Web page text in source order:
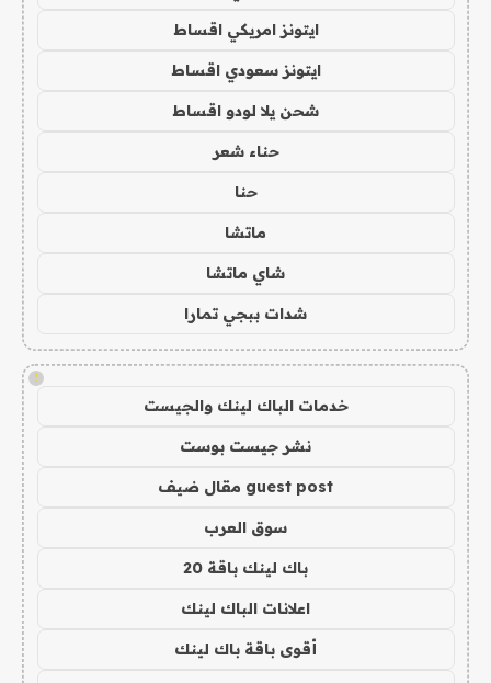
ايتونز امريكي اقساط
ايتونز سعودي اقساط
شحن يلا لودو اقساط
حناء شعر
حنا
ماتشا
شاي ماتشا
شدات ببجي تمارا
!
خدمات الباك لينك والجيست
نشر جيست بوست
guest post مقال ضيف
سوق العرب
باك لينك باقة 20
اعلانات الباك لينك
أقوى باقة باك لينك